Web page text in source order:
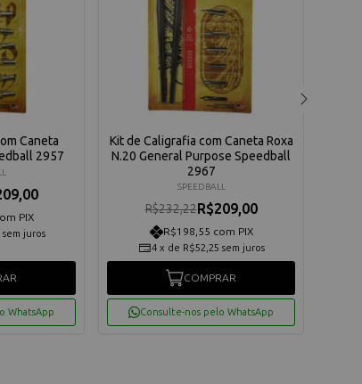
Caneta
2957
PIX
sem juros
WhatsApp
Kit de Caligrafia com Caneta Roxa
N.20 General Purpose Speedball
2967
SPEEDBALL
R$232,22R$209,00
R$198,55 com PIX
4 x de R$52,25 sem juros
COMPRAR
Consulte-nos pelo WhatsApp